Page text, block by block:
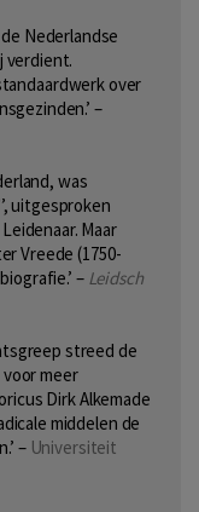
Nederlandse
verdient.
over
–
was
uitgesproken
Maar
Vreede (1750-
– Leidsch
streed de
meer
Dirk Alkemade
middelen de
– Universiteit